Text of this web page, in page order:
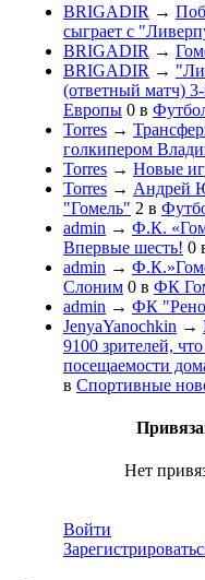
BRIGADIR →
сыграет с
BRIGADIR →
BRIGADIR →
(ответный матч)
Европы 0 в
Torres →
голкипером
Torres → Новые
Torres → Андрей
"Гомель" 2 в
admin → Ф.К.
Впервые шесть! 0
admin →
Слоним 0 в ФК
admin → ФК
JenyaYanochkin →
9100 зрителей,
посещаемости
в Спортивные
Нет
Войти